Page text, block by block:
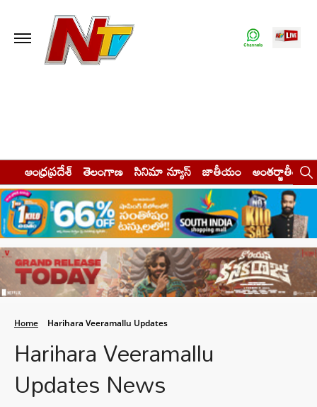
ఆంధ్రప్రదేశ్ తెలంగాణ సినిమా న్యూస్ జాతీయం అంతర్జాతీయం
Home Harihara Veeramallu Updates
Harihara Veeramallu
Updates News